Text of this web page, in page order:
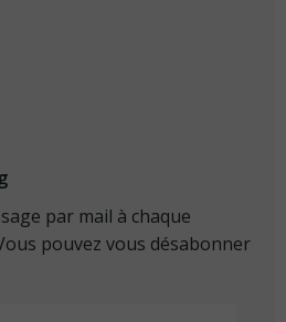
par mail à chaque
pouvez vous désabonner